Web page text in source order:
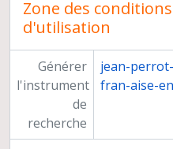
Zone des
d'utilisation
Générer
l'instrument
de
recherche
jean-
fran-aise-